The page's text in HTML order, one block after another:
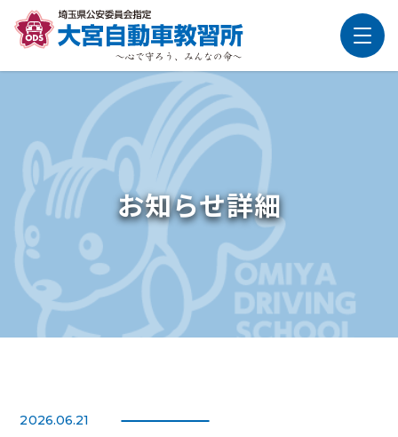
お知らせ詳細
2026.06.21